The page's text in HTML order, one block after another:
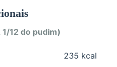
1/12 do pudim)
235 kcal